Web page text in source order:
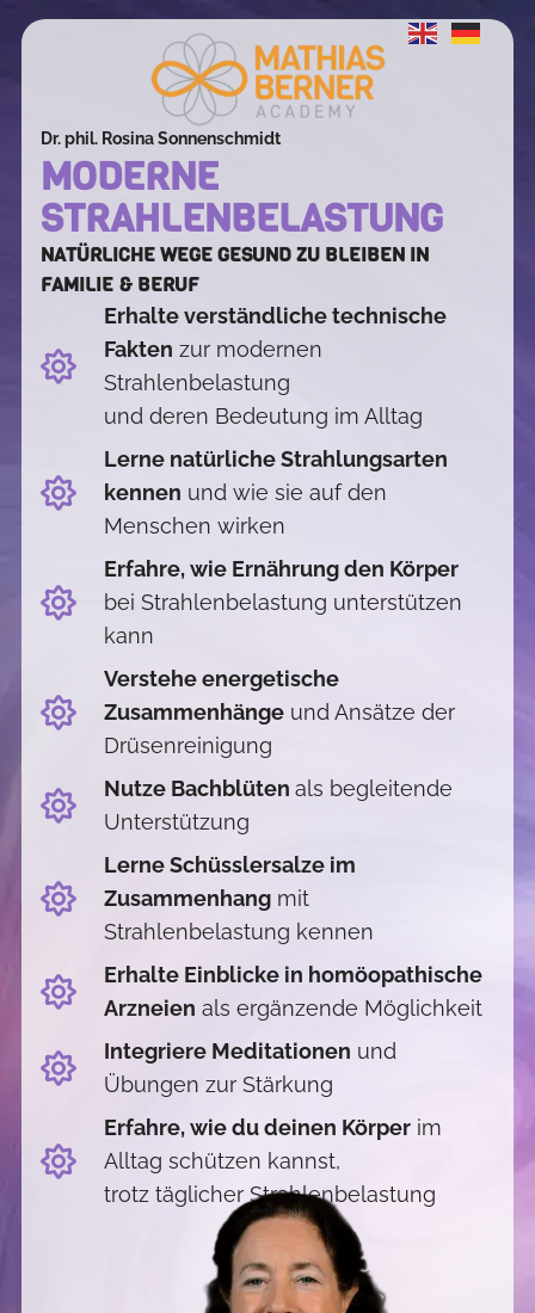
Dr. phil. Rosina Sonnenschmidt
MODERNE
STRAHLENBELASTUNG
NATÜRLICHE WEGE GESUND ZU BLEIBEN IN
FAMILIE & BERUF
Erhalte verständliche technische
Fakten zur modernen
Strahlenbelastung
und deren Bedeutung im Alltag
Lerne natürliche Strahlungsarten
kennen und wie sie auf den
Menschen wirken
Erfahre, wie Ernährung den Körper
bei Strahlenbelastung unterstützen
kann
Verstehe energetische
Zusammenhängeund Ansätze der
Drüsenreinigung
Nutze Bachblüten als begleitende
Unterstützung
Lerne Schüsslersalze im
Zusammenhangmit
Strahlenbelastung kennen
Erhalte Einblicke in homöopathische
Arzneien als ergänzende Möglichkeit
Integriere Meditationen und
Übungen zur Stärkung
Erfahre, wie du deinen Körperim
Alltag schützen kannst,
trotz täglicher Strahlenbelastung